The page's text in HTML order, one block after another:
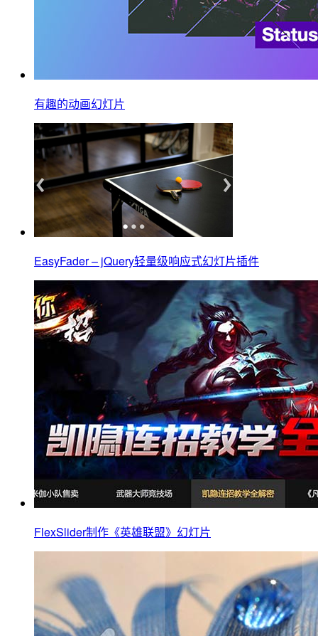
有趣的动画幻灯片
EasyFader – jQuery轻量级响应式幻灯片插件
FlexSlider制作《英雄联盟》幻灯片